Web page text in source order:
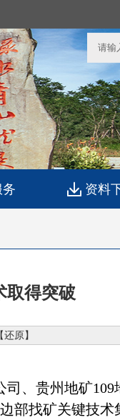
资料
取得突破
还原 】
、贵州地矿109
部找矿关键技术